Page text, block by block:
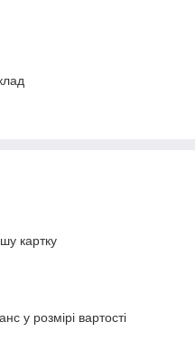
картку
у розмірі вартості